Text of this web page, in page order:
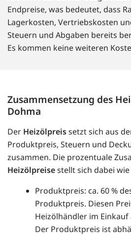
Endpreise, was bedeutet, dass
Lagerkosten, Vertriebskosten
Steuern und Abgaben bereits
Es kommen keine weiteren
Zusammensetzung des
Dohma
Der Heizölpreissetzt sich aus
Produktpreis, Steuern und
zusammen. Die prozentuale
Heizölpreisestellt sich dabei
Produktpreis: ca. 60 %
Produktpreis. Diesen
Heizölhändler im
Der Produktpreis ist